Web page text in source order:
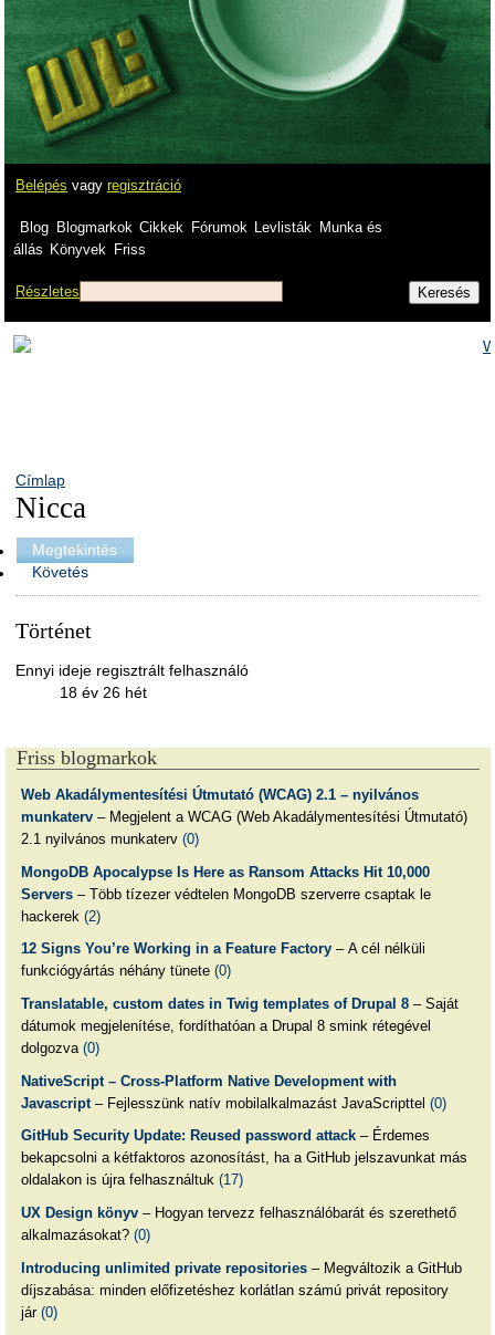
Belépés vagy regisztráció
Blog Blogmarkok Cikkek Fórumok Levlisták
Munka és
állás Könyvek Friss
Részletes
Címlap
Nicca
Megtekintés
Követés
Történet
Ennyi ideje regisztrált felhasználó
18 év 26 hét
Friss blogmarkok
Web Akadálymentesítési Útmutató (WCAG) 2.1 – nyilvános
munkaterv– Megjelent a WCAG (Web Akadálymentesítési Útmutató)
2.1 nyilvános munkaterv (0)
MongoDB Apocalypse Is Here as Ransom Attacks Hit 10,000
Servers– Több tízezer védtelen MongoDB szerverre csaptak le
hackerek (2)
12 Signs You’re Working in a Feature Factory– A cél nélküli
funkciógyártás néhány tünete (0)
Translatable, custom dates in Twig templates of Drupal 8– Saját
dátumok megjelenítése, fordíthatóan a Drupal 8 smink rétegével
dolgozva (0)
NativeScript – Cross-Platform Native Development with
Javascript– Fejlesszünk natív mobilalkalmazást JavaScripttel (0)
GitHub Security Update: Reused password attack– Érdemes
bekapcsolni a kétfaktoros azonosítást, ha a GitHub jelszavunkat más
oldalakon is újra felhasználtuk (17)
UX Design könyv– Hogyan tervezz felhasználóbarát és szerethető
alkalmazásokat? (0)
Introducing unlimited private repositories– Megváltozik a GitHub
díjszabása: minden előfizetéshez korlátlan számú privát repository
jár (0)